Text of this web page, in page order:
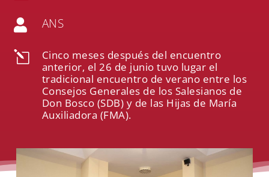
 ANS
l
Cinco meses después del encuentro
anterior, el 26 de junio tuvo lugar el
tradicional encuentro de verano entre los
Consejos Generales de los Salesianos de
Don Bosco (SDB) y de las Hijas de María
Auxiliadora (FMA).